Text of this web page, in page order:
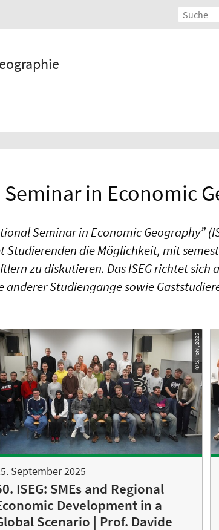
in Economic
Seminar in Economic Geography”
die Möglichkeit, mit
zu diskutieren. Das ISEG richtet
Studiengänge sowie
© S. Pohl, 2025
September 2025
ISEG: SMEs and Regional
Development in a
Scenario | Prof. Davide